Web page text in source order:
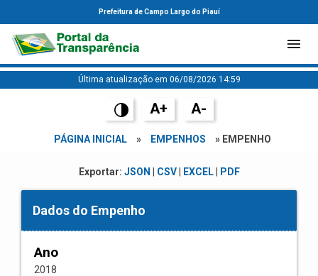
Prefeitura de Campo Largo do Piauí
Última atualização em 06/08/2026 14:59
A+ A-
PÁGINA INICIAL » EMPENHOS » EMPENHO
Exportar: JSON CSV| EXCEL| PDF
Dados do Empenho
Ano
2018